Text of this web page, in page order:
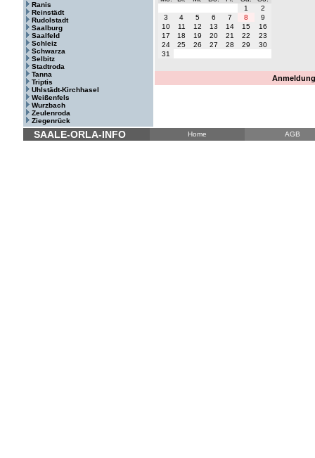
Ranis
Reinstädt
Rudolstadt
Saalburg
Saalfeld
Schleiz
Schwarza
Selbitz
Stadtroda
Tanna
Triptis
Uhlstädt-Kirchhasel
Weißenfels
Wurzbach
Zeulenroda
Ziegenrück
1
2
3
4 5 6 7 8
9
10
11 12 13 14 15
16
17
18 19 20 21 22
23
24
25 26 27 28 29
30
31
SAALE-ORLA-INFO Home AGB